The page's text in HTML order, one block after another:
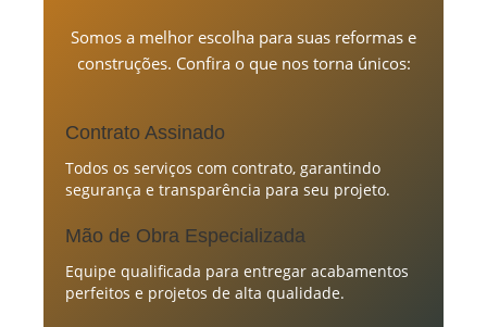
Somos a melhor escolha para suas reformas e
construções. Confira o que nos torna únicos:
Contrato Assinado
Todos os serviços com contrato, garantindo
segurança e transparência para seu projeto.
Mão de Obra Especializada
Equipe qualificada para entregar acabamentos
perfeitos e projetos de alta qualidade.